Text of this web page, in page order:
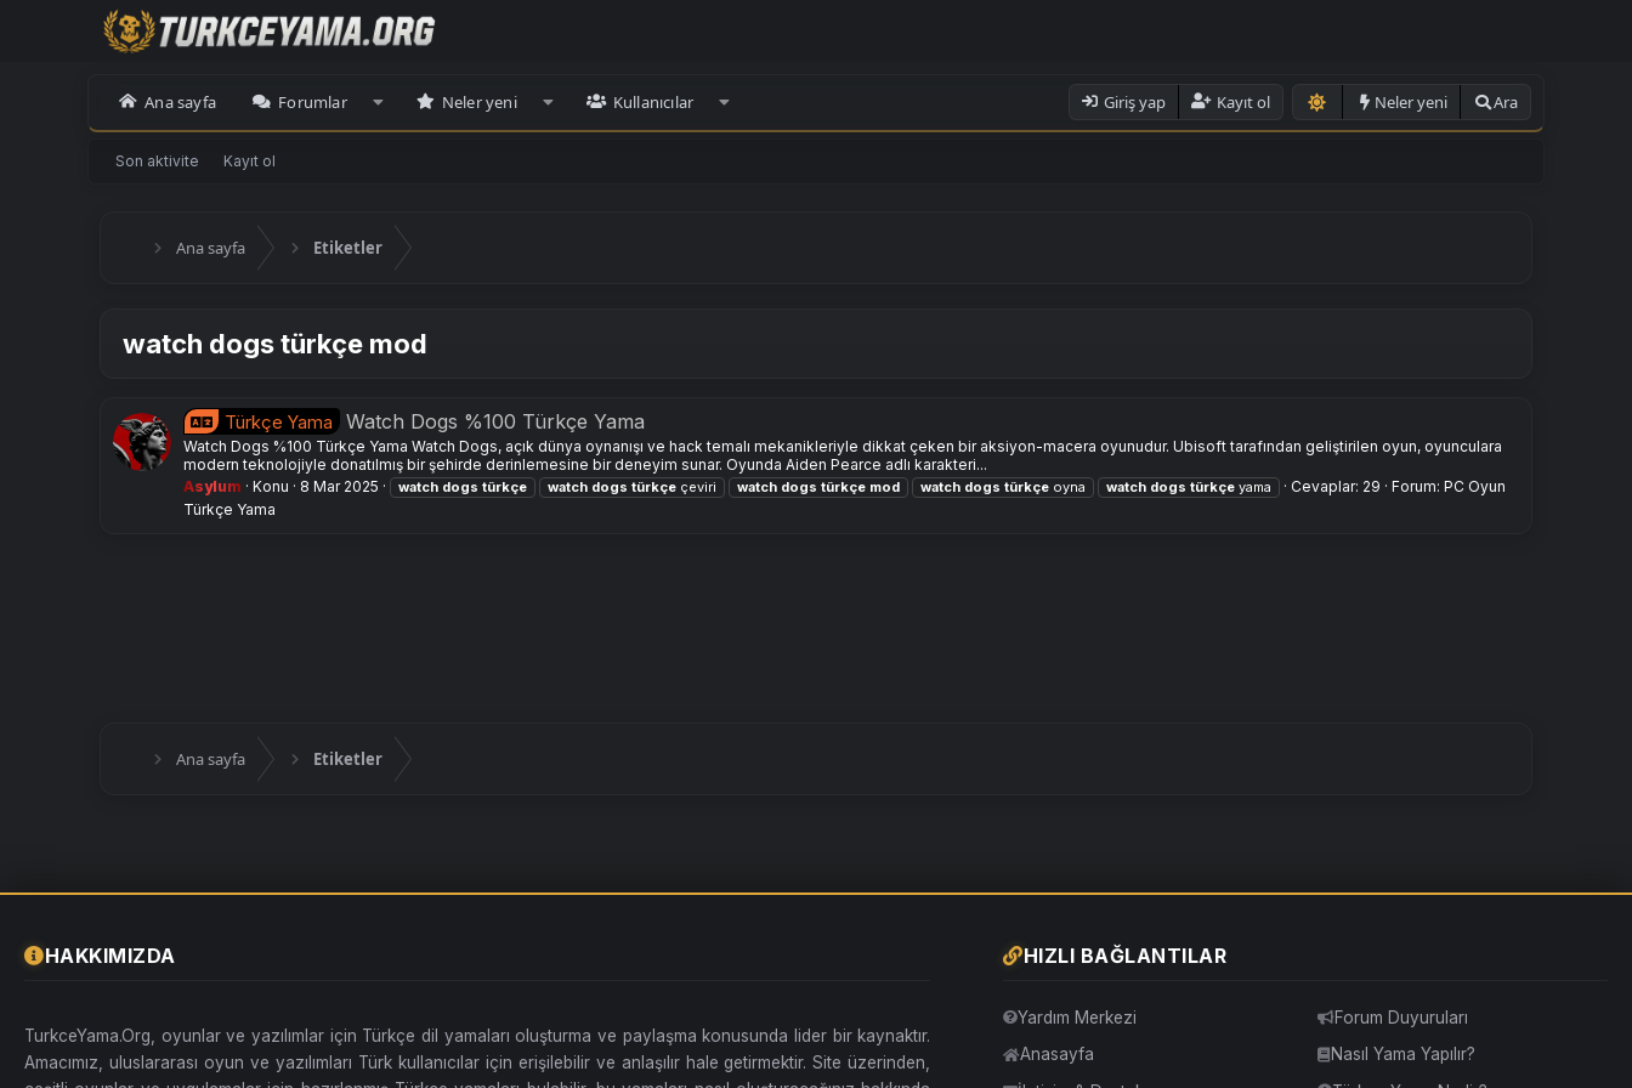
Ana sayfa Forumlar Neler yeni Kullanıcılar Giriş yap Kayıt ol Neler yeni Ara
Son aktivite Kayıt ol
Ana sayfa Etiketler
watch dogs türkçe mod
Türkçe Yama Watch Dogs %100 Türkçe Yama
Watch Dogs %100 Türkçe Yama Watch Dogs, açık dünya oynanışı ve hack temalı mekanikleriyle dikkat çeken bir aksiyon-macera oyunudur. Ubisoft tarafından geliştirilen oyun, oyunculara
modern teknolojiyle donatılmış bir şehirde derinlemesine bir deneyim sunar. Oyunda Aiden Pearce adlı karakteri...
Asylum
Konu 8 Mar 2025 watch dogs türkçe watch dogs türkçe çeviri watch dogs türkçe mod watch dogs türkçe oyna watch dogs türkçe yama Cevaplar: 29 Forum: PC Oyun
Türkçe Yama
Ana sayfa Etiketler
HAKKIMIZDA
TurkceYama.Org, oyunlar ve yazılımlar için Türkçe dil yamaları oluşturma ve paylaşma konusunda lider bir kaynaktır.
Amacımız, uluslararası oyun ve yazılımları Türk kullanıcılar için erişilebilir ve anlaşılır hale getirmektir. Site üzerinden,
HIZLI BAĞLANTILAR
Yardım Merkezi
Anasayfa
Forum Duyuruları
Nasıl Yama Yapılır?